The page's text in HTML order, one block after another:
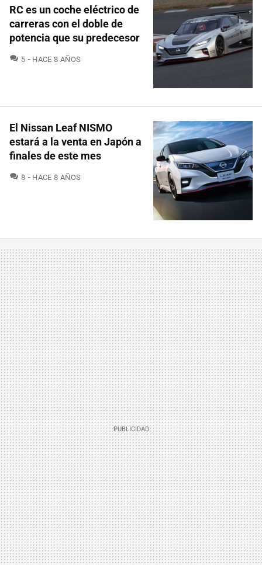
RC es un coche eléctrico de
carreras con el doble de
potencia que su predecesor
5 COMENTARIOS
HACE 8 AÑOS
El Nissan Leaf NISMO
estará a la venta en Japón a
finales de este mes
8 COMENTARIOS
HACE 8 AÑOS